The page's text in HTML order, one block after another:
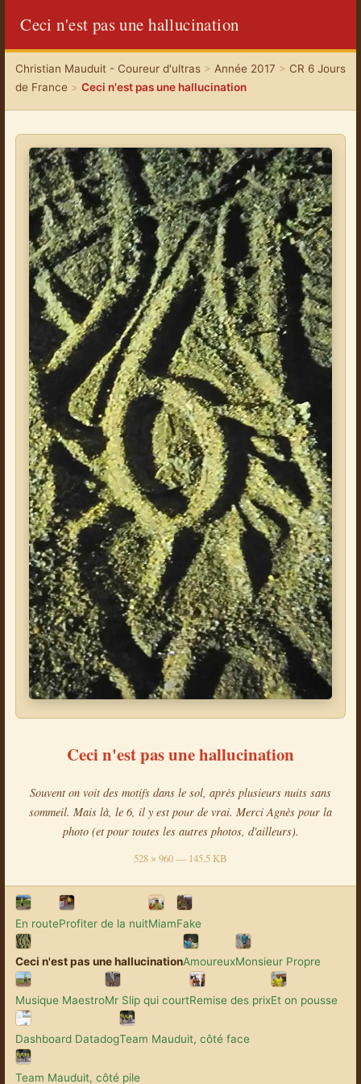
Ceci n'est pas une hallucination
Christian Mauduit - Coureur d'ultras> Année 2017 > CR 6 Jours
de France > Ceci n'est pas une hallucination
Ceci n'est pas une hallucination
Souvent on voit des motifs dans le sol, après plusieurs nuits sans
sommeil. Mais là, le 6, il y est pour de vrai. Merci Agnès pour la
photo (et pour toutes les autres photos, d'ailleurs).
528 × 960 — 145.5 KB
En routeProfiter de la nuitMiamFake
Ceci n'est pas une hallucinationAmoureuxMonsieur Propre
Musique MaestroMr Slip qui courtRemise des prixEt on pousse
Dashboard DatadogTeam Mauduit, côté face
Team Mauduit, côté pile